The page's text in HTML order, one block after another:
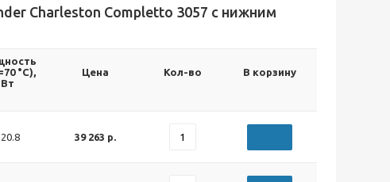
Charleston Completto 3057 с нижним
°C),
Вт
Цена Кол-во В корзину
39 263 р.